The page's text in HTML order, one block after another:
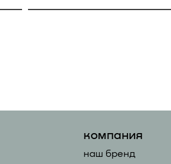
компания
наш бренд